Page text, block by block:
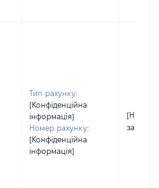
Тип рахунку:
[Конфіденційна
інформація]
Номер рахунку:
[Конфіденційна
інформація]
[Не